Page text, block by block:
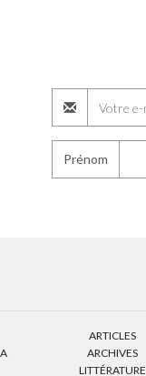
Prénom
ARTICLES
ARCHIVES
LITTÉRATURE